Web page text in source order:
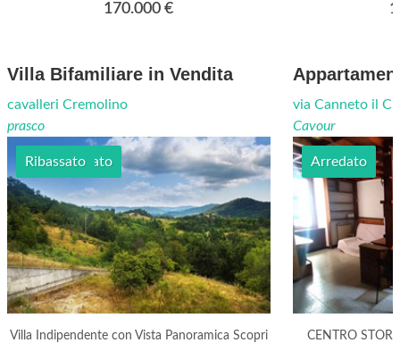
170.000 €
Villa Bifamiliare in Vendita
cavalleri Cremolino
prasco
Semi arredato
Ribassato
Villa Indipendente con Vista Panoramica Scopri
via Canneto il
Cavour
Arredato
CENTRO